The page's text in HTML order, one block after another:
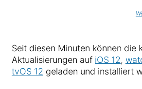
Seit diesen Minuten können die
Aktualisierungen auf iOS 12,
tvOS 12 geladen und installiert